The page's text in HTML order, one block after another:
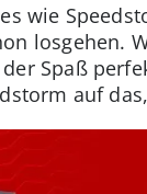
wie
losgehen.
Spaß
auf